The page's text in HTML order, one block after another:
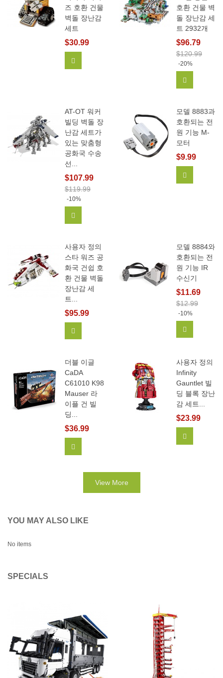
즈 호환 건물
벽돌 장난감
세트
$30.99
호환 건물 벽
돌 장난감 세
트 2932개
$96.79
$120.99
-20%
AT-OT 워커
빌딩 벽돌 장
난감 세트가
있는 맞춤형
공화국 수송
선...
$107.99
$119.99
-10%
모델 8883과
호환되는 전
원 기능 M-
모터
$9.99
사용자 정의
스타 워즈 공
화국 건쉽 호
환 건물 벽돌
장난감 세
트...
$95.99
모델 8884와
호환되는 전
원 기능 IR
수신기
$11.69
$12.99
-10%
더블 이글
CaDA
C61010 K98
Mauser 라
이플 건 빌
딩...
$36.99
사용자 정의
Infinity
Gauntlet 빌
딩 블록 장난
감 세트...
$23.99
View More
YOU MAY ALSO LIKE
No items
SPECIALS